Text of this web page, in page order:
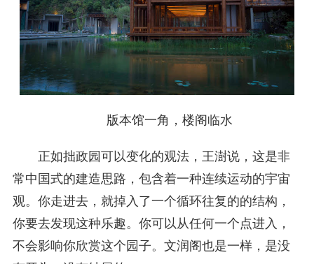
版本馆一角，楼阁临水
正如拙政园可以变化的观法，王澍说，这是非
常中国式的建造思路，包含着一种连续运动的宇宙
观。你走进去，就掉入了一个循环往复的的结构，
你要去发现这种乐趣。你可以从任何一个点进入，
不会影响你欣赏这个园子。文润阁也是一样，是没